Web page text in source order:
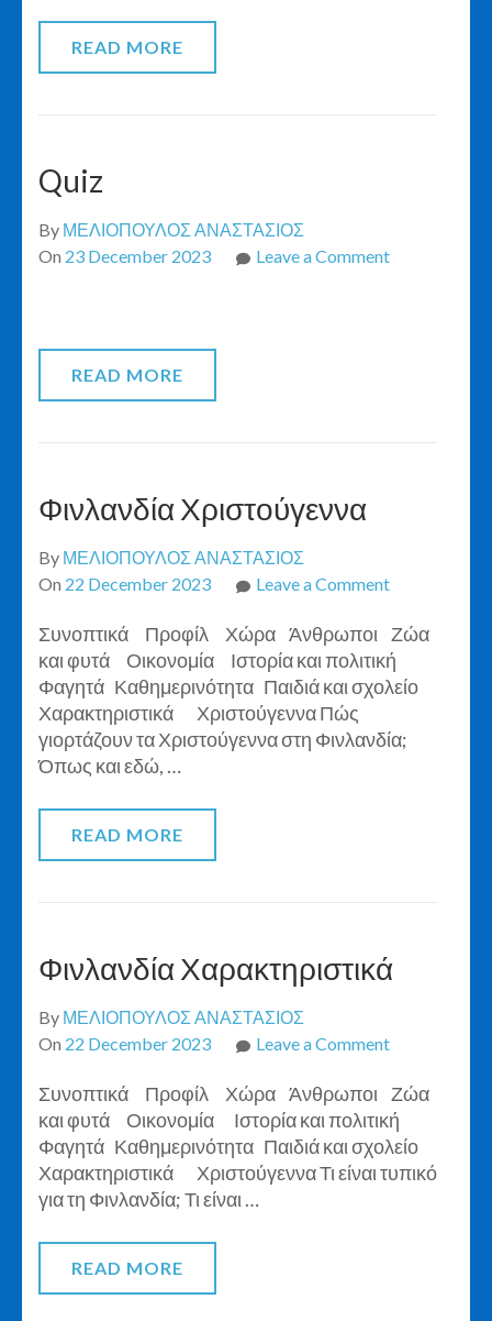
READ MORE
Quiz
By ΜΕΛΙΟΠΟΥΛΟΣ ΑΝΑΣΤΑΣΙΟΣ
On 23 December 2023 Leave a Commenton
READ MORE
Φινλανδία Χριστούγεννα
By ΜΕΛΙΟΠΟΥΛΟΣ ΑΝΑΣΤΑΣΙΟΣ
On 22 December 2023 Leave a Commenton
Συνοπτικά Προφίλ Χώρα Άνθρωποι Ζώα
και φυτά Οικονομία Ιστορία και πολιτική
Φαγητά Καθημερινότητα Παιδιά και σχολείο
Χαρακτηριστικά Χριστούγεννα Πώς
γιορτάζουν τα Χριστούγεννα στη Φινλανδία;
Όπως και εδώ, …
READ MORE
Φινλανδία Χαρακτηριστικά
By ΜΕΛΙΟΠΟΥΛΟΣ ΑΝΑΣΤΑΣΙΟΣ
On 22 December 2023 Leave a Commenton
Συνοπτικά Προφίλ Χώρα Άνθρωποι Ζώα
και φυτά Οικονομία Ιστορία και πολιτική
Φαγητά Καθημερινότητα Παιδιά και σχολείο
Χαρακτηριστικά Χριστούγεννα Τι είναι τυπικό
για τη Φινλανδία; Τι είναι …
READ MORE